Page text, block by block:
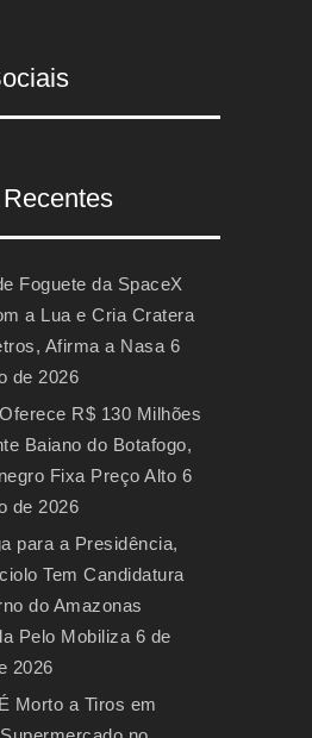
Foguete da SpaceX
a Lua e Cria Cratera
Afirma a Nasa 6
de 2026
R$ 130 Milhões
Baiano do Botafogo,
Fixa Preço Alto 6
de 2026
para a Presidência,
Tem Candidatura
do Amazonas
Pelo Mobiliza 6 de
2026
Morto a Tiros em